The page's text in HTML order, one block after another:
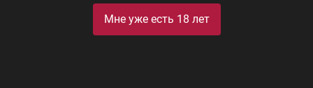
Мне уже есть 18 лет